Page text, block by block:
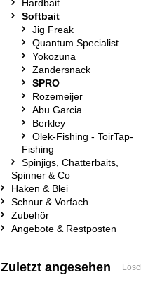
Hardbait
Softbait
Jig Freak
Quantum Specialist
Yokozuna
Zandersnack
SPRO
Rozemeijer
Abu Garcia
Berkley
Olek-Fishing - ToirTap-
Fishing
Spinjigs, Chatterbaits,
Spinner & Co
Haken & Blei
Schnur & Vorfach
Zubehör
Angebote & Restposten
Zuletzt angesehen